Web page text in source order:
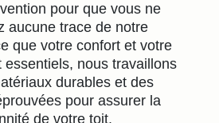
pour que vous ne
aucune trace de notre
que votre confort et votre
essentiels, nous travaillons
durables et des
pour assurer la
de votre toit.